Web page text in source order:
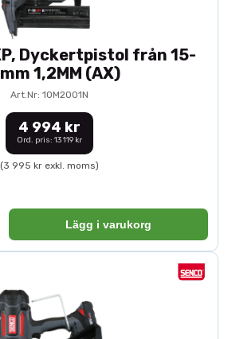
Dyckertpistol från 15-
1,2MM (AX)
Art.Nr: 10M2001N
4 994 kr
Ord. pris: 13 119 kr
(3 995 kr exkl. moms)
Lägg i varukorg